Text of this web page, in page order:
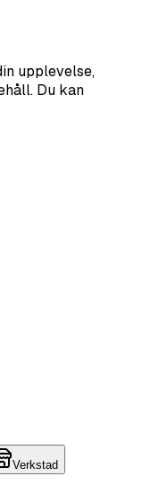
upplevelse,
Du kan
Verkstad